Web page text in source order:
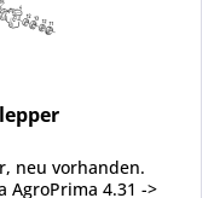
neu vorhanden.
AgroPrima 4.31 ->